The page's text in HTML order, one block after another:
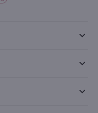
keyboard_arrow_down
keyboard_arrow_down
keyboard_arrow_down